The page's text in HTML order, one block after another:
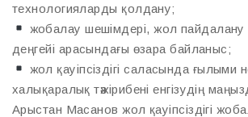
технологияларды қолдану;
жобалау шешімдері, жол пайдалану
деңгейі арасындағы өзара байланыс;
жол қауіпсіздігі саласында ғылыми
халықаралық тәжірибені енгізудің
Арыстан Масанов жол қауіпсіздігі